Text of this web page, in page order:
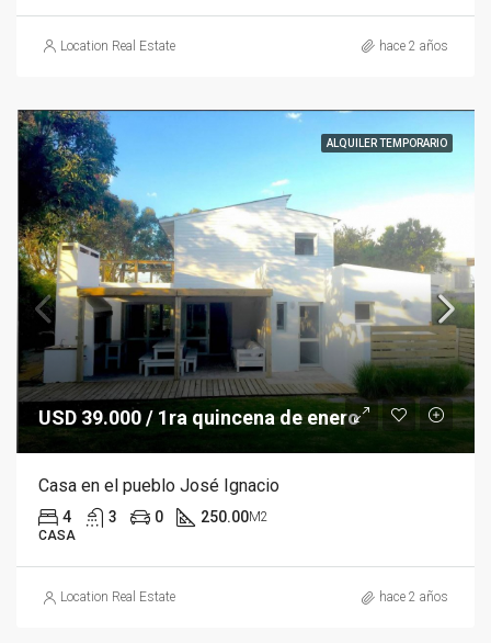
Location Real Estate hace 2 años
ALQUILER TEMPORARIO
USD 39.000 / 1ra quincena de enero
Casa en el pueblo José Ignacio
4 3 0 250.00M2
CASA
Location Real Estate hace 2 años